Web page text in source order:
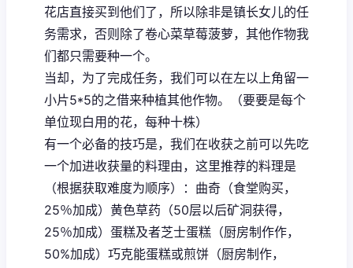
花店直接买到他们了，所以除非是镇长女儿的任
务需求，否则除了卷心菜草莓菠萝，其他作物我
们都只需要种一个。
当却，为了完成任务，我们可以在左以上角留一
小片5*5的之借来种植其他作物。（要要是每个
单位现白用的花，每种十株）
有一个必备的技巧是，我们在收获之前可以先吃
一个加进收获量的料理由，这里推荐的料理是
（根据获取难度为顺序）：曲奇（食堂购买，
25％加成）黄色草药（50层以后矿洞获得，
25％加成）蛋糕及者芝士蛋糕（厨房制作作，
50%加成）巧克能蛋糕或煎饼（厨房制作，